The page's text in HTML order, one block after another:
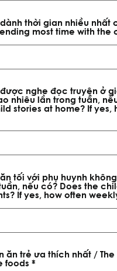
thời gian nhiều nhất
most time with the
được nghe đọc truyện ở
nhiêu lần trong tuần,
stories at home? If yes,
ăn tối với phụ huynh
nếu có? Does the
If yes, how often
ăn trẻ ưa thích nhất / The
foods *